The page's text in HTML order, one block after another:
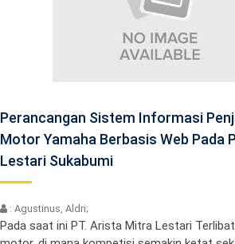
Perancangan Sistem Informasi
Motor Yamaha Berbasis Web Pada
Lestari Sukabumi
: Agustinus, Aldri;
Pada saat ini PT. Arista Mitra Lestari